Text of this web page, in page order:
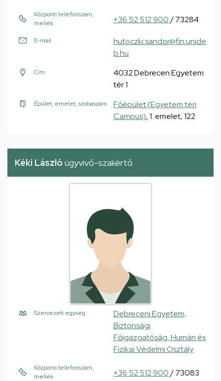
Központi telefonszám,
mellék
+36 52 512 900/ 73284
E-mail
hutoczki.sandor@fin.unide
b.hu
Cím
4032 Debrecen Egyetem
tér 1
Épület, emelet, szobaszám
Főépület (Egyetem téri
Campus), 1. emelet, 122
Kéki László ügyvivő-szakértő
Szervezeti egység
Debreceni Egyetem,
Biztonsági
Főigazgatóság, Humán és
Fizikai Védelmi Osztály
Központi telefonszám,
mellék
+36 52 512 900/ 73083